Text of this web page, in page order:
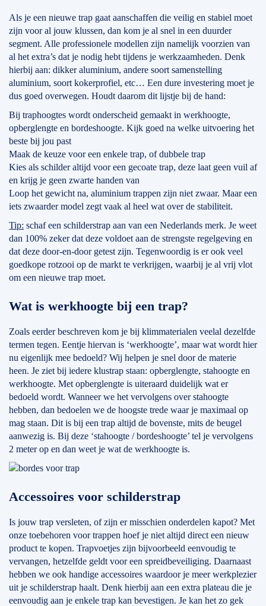
Als je een nieuwe trap gaat aanschaffen die veilig en stabiel moet
zijn voor al jouw klussen, dan kom je al snel in een duurder
segment. Alle professionele modellen zijn namelijk voorzien van
al het extra’s dat je nodig hebt tijdens je werkzaamheden. Denk
hierbij aan: dikker aluminium, andere soort samenstelling
aluminium, soort kokerprofiel, etc… Een dure investering moet je
dus goed overwegen. Houdt daarom dit lijstje bij de hand:
Bij traphoogtes wordt onderscheid gemaakt in werkhoogte,
opberglengte en bordeshoogte. Kijk goed na welke uitvoering het
beste bij jou past
Maak de keuze voor een enkele trap, of dubbele trap
Kies als schilder altijd voor een gecoate trap, deze laat geen vuil af
en krijg je geen zwarte handen van
Loop het gewicht na, aluminium trappen zijn niet zwaar. Maar een
iets zwaarder model zegt vaak al heel wat over de stabiliteit.
Tip: schaf een schilderstrap aan van een Nederlands merk. Je weet
dan 100% zeker dat deze voldoet aan de strengste regelgeving en
dat deze door-en-door getest zijn. Tegenwoordig is er ook veel
goedkope rotzooi op de markt te verkrijgen, waarbij je al vrij vlot
om een nieuwe trap moet.
Wat is werkhoogte bij een trap?
Zoals eerder beschreven kom je bij klimmaterialen veelal dezelfde
termen tegen. Eentje hiervan is ‘werkhoogte’, maar wat wordt hier
nu eigenlijk mee bedoeld? Wij helpen je snel door de materie
heen. Je ziet bij iedere klustrap staan: opberglengte, stahoogte en
werkhoogte. Met opberglengte is uiteraard duidelijk wat er
bedoeld wordt. Wanneer we het vervolgens over stahoogte
hebben, dan bedoelen we de hoogste trede waar je maximaal op
mag staan. Dit is bij een trap altijd de bovenste, mits de beugel
aanwezig is. Bij deze ‘stahoogte / bordeshoogte’ tel je vervolgens
2 meter op en dan weet je wat de werkhoogte is.
Accessoires voor schilderstrap
Is jouw trap versleten, of zijn er misschien onderdelen kapot? Met
onze toebehoren voor trappen hoef je niet altijd direct een nieuw
product te kopen. Trapvoetjes zijn bijvoorbeeld eenvoudig te
vervangen, hetzelfde geldt voor een spreidbeveiliging. Daarnaast
hebben we ook handige accessoires waardoor je meer werkplezier
uit je schilderstrap haalt. Denk hierbij aan een extra plateau die je
eenvoudig aan je enkele trap kan bevestigen. Je kan het zo gek